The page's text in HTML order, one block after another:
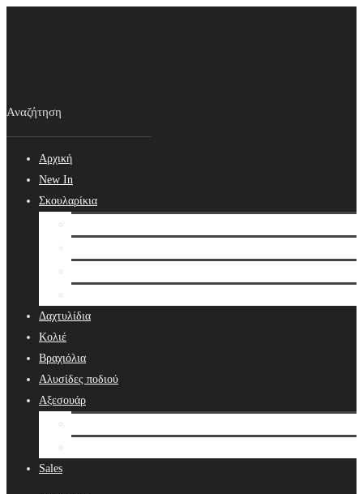
Αρχική
New In
Σκουλαρίκια
Δαχτυλίδια
Κολιέ
Βραχιόλια
Αλυσίδες ποδιού
Αξεσουάρ
Sales